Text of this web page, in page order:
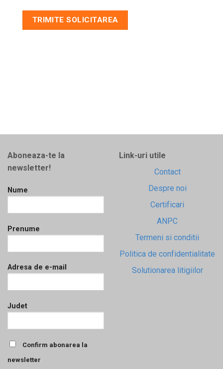
Aboneaza-te la
newsletter!
Nume
Prenume
Adresa de e-mail
Judet
Confirm abonarea la
newsletter
Link-uri utile
Contact
Despre noi
Certificari
ANPC
Termeni si conditii
Politica de confidentialitate
Solutionarea litigiilor